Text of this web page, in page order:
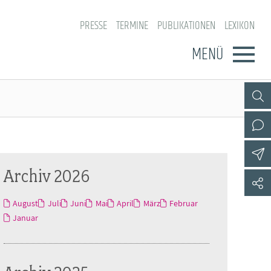
PRESSE TERMINE PUBLIKATIONEN LEXIKON
MENÜ
Archiv 2026
August Juli Juni Mai April März
Februar
Januar